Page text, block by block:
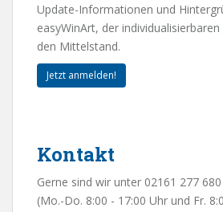
Update-Informationen und
easyWinArt, der
den Mittelstand.
Jetzt anmelden!
Kontakt
Gerne sind wir unter 02161 277
(Mo.-Do. 8:00 - 17:00 Uhr und Fr.